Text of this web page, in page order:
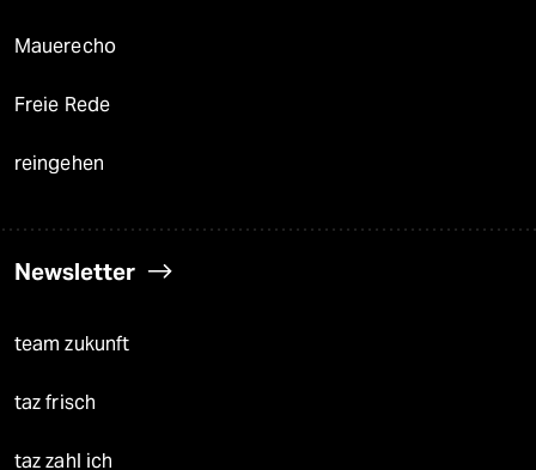
Mauerecho
Freie Rede
reingehen
Newsletter
team zukunft
taz frisch
taz zahl ich